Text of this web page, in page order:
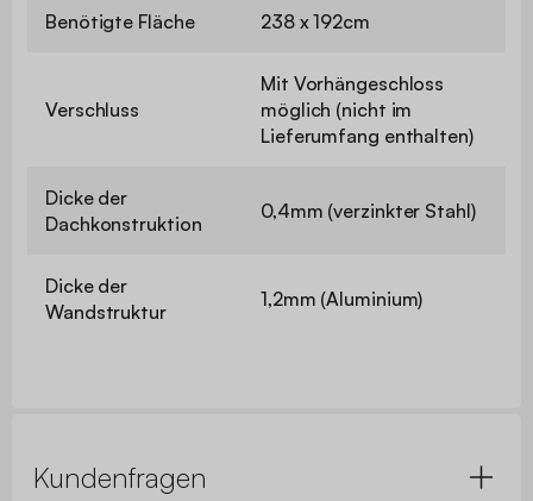
Benötigte Fläche 238 x 192cm
Verschluss
Mit Vorhängeschloss
möglich (nicht im
Lieferumfang enthalten)
Dicke der
Dachkonstruktion
0,4mm (verzinkter Stahl)
Dicke der
Wandstruktur
1,2mm (Aluminium)
Kundenfragen